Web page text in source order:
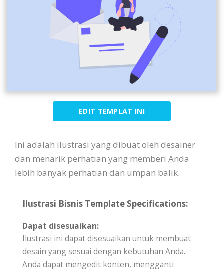
EDIT TEMPLAT INI
Ini adalah ilustrasi yang dibuat oleh desainer
dan menarik perhatian yang memberi Anda
lebih banyak perhatian dan umpan balik.
Ilustrasi Bisnis Template Specifications:
Dapat disesuaikan:
Ilustrasi ini dapat disesuaikan untuk membuat
desain yang sesuai dengan kebutuhan Anda.
Anda dapat mengedit konten, mengganti